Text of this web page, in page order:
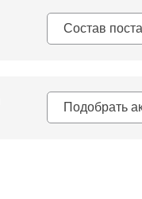
Состав
Подобрать